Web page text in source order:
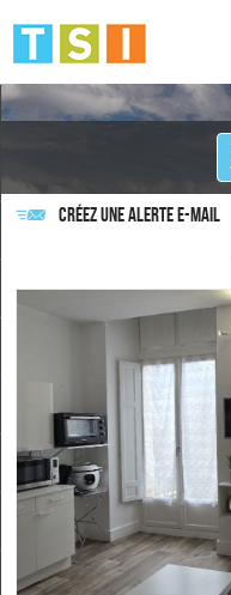
Accueil
L'agence
Contact
Mon compte
Ma sélection 0
Créez une alerte e-mail